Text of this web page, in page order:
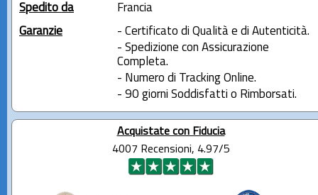
Spedito da
Francia
Garanzie
- Certificato di Qualità e di Autenticità.
- Spedizione con Assicurazione
Completa.
- Numero di Tracking Online.
- 90 giorni Soddisfatti o Rimborsati.
Acquistate con Fiducia
4007 Recensioni, 4.97/5